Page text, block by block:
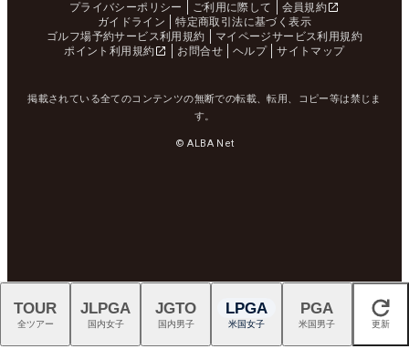
プライバシーポリシー
ご利用に際して
会員規約
ガイドライン
特定商取引法に基づく表示
ゴルフ場予約サービス利用規約
マイページサービス利用規約
ポイント利用規約
お問合せ ヘルプ サイトマップ
掲載されている全てのコンテンツの無断での転載、転用、コピー等は禁じま
す。
© ALBA Net
閉じる
TOUR
全ツアー
JLPGA
国内女子
JGTO
国内男子
LPGA
米国女子
PGA
米国男子 更新